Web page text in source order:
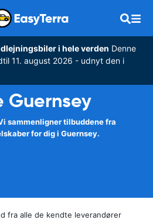
i hele verden Denne
11. august 2026 - udnyt den i
Guernsey
sammenligner tilbuddene fra
for dig i Guernsey.
fra alle de kendte leverandører